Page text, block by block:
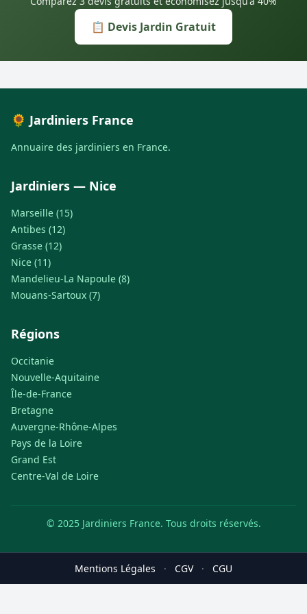
📋 Devis Jardin Gratuit
🌻 Jardiniers France
Annuaire des jardiniers en France.
Jardiniers — Nice
Marseille (15)
Antibes (12)
Grasse (12)
Nice (11)
Mandelieu-La Napoule (8)
Mouans-Sartoux (7)
Régions
Occitanie
Nouvelle-Aquitaine
Île-de-France
Bretagne
Auvergne-Rhône-Alpes
Pays de la Loire
Grand Est
Centre-Val de Loire
© 2025 Jardiniers France. Tous droits réservés.
Mentions Légales · CGV · CGU